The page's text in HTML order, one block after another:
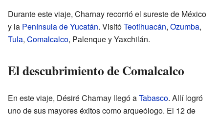
Durante este viaje, Charnay recorrió el sureste de México
y la Península de Yucatán. VisitóTeotihuacán, Ozumba,
Tula, Comalcalco, Palenque y Yaxchilán.
El descubrimiento de Comalcalco
En este viaje, Désiré Charnay llegó aTabasco. Allí logró
uno de sus mayores éxitos como arqueólogo. El 12 de